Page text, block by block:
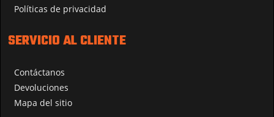
Políticas de privacidad
SERVICIO AL CLIENTE
Contáctanos
Devoluciones
Mapa del sitio